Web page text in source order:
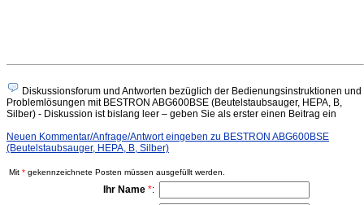
Diskussionsforum und Antworten bezüglich der Bedienungsinstruktionen und
Problemlösungen mit BESTRON ABG600BSE (Beutelstaubsauger, HEPA, B,
Silber) - Diskussion ist bislang leer – geben Sie als erster einen Beitrag ein
Neuen Kommentar/Anfrage/Antwort eingeben zu BESTRON ABG600BSE
(Beutelstaubsauger, HEPA, B, Silber)
Mit * gekennzeichnete Posten müssen ausgefüllt werden.
Ihr Name *: